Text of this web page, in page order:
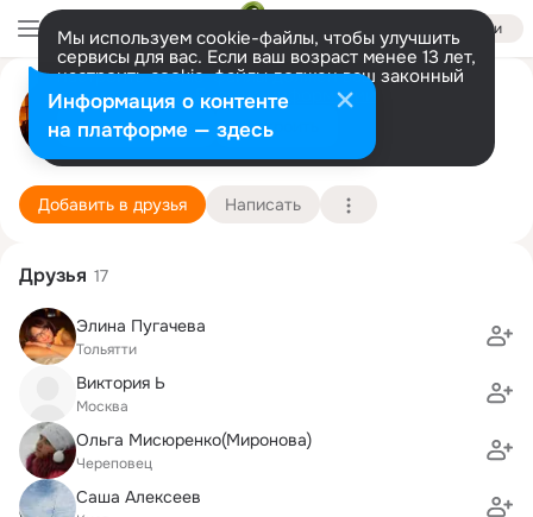
Войти
Мы используем cookie-файлы, чтобы улучшить
сервисы для вас. Если ваш возраст менее 13 лет,
настроить cookie-файлы должен ваш законный
представитель. Больше информации
Разрешить все Настроить
СЕРГЕЙ ЦАРЬКОВ
МОСКВА
11 ноября (51 год)
Усть-Куйгинская школа Подробнее
Добавить в друзья Написать
Друзья 17
Элина Пугачева
Тольятти
Виктория Ь
Москва
Ольга Мисюренко(Миронова)
Череповец
Саша Алексеев
Информация о контенте
на платформе — здесь